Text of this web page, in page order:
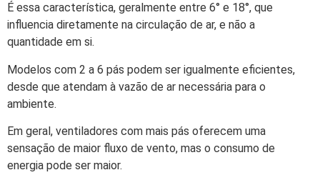
É essa característica, geralmente entre 6° e 18°, que
influencia diretamente na circulação de ar, e não a
quantidade em si.
Modelos com 2 a 6 pás podem ser igualmente eficientes,
desde que atendam à vazão de ar necessária para o
ambiente.
Em geral, ventiladores com mais pás oferecem uma
sensação de maior fluxo de vento, mas o consumo de
energia pode ser maior.